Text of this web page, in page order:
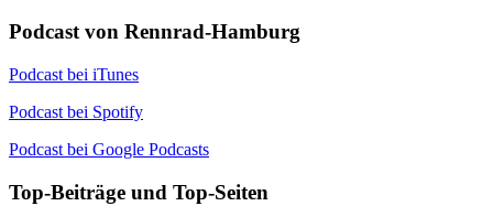
Podcast von Rennrad-Hamburg
Podcast bei iTunes
Podcast bei Spotify
Podcast bei Google Podcasts
Top-Beiträge und Top-Seiten